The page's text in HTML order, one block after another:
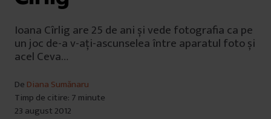
Ioana Cîrlig are 25 de ani și vede fotografia ca pe
un joc de-a v-ați-ascunselea între aparatul foto și
acel Ceva…
De Diana Sumănaru
Timp de citire: 7 minute
23 august 2012